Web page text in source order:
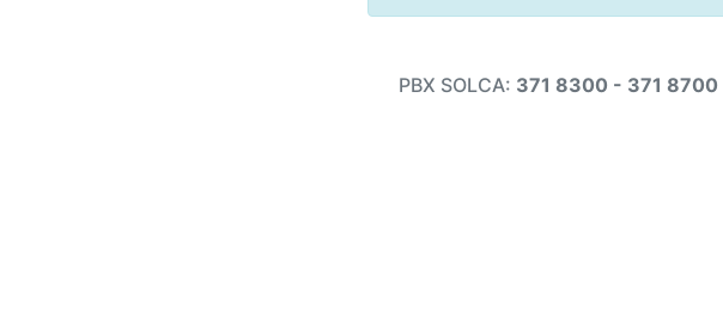
PBX SOLCA: 371 8300 - 371 8700